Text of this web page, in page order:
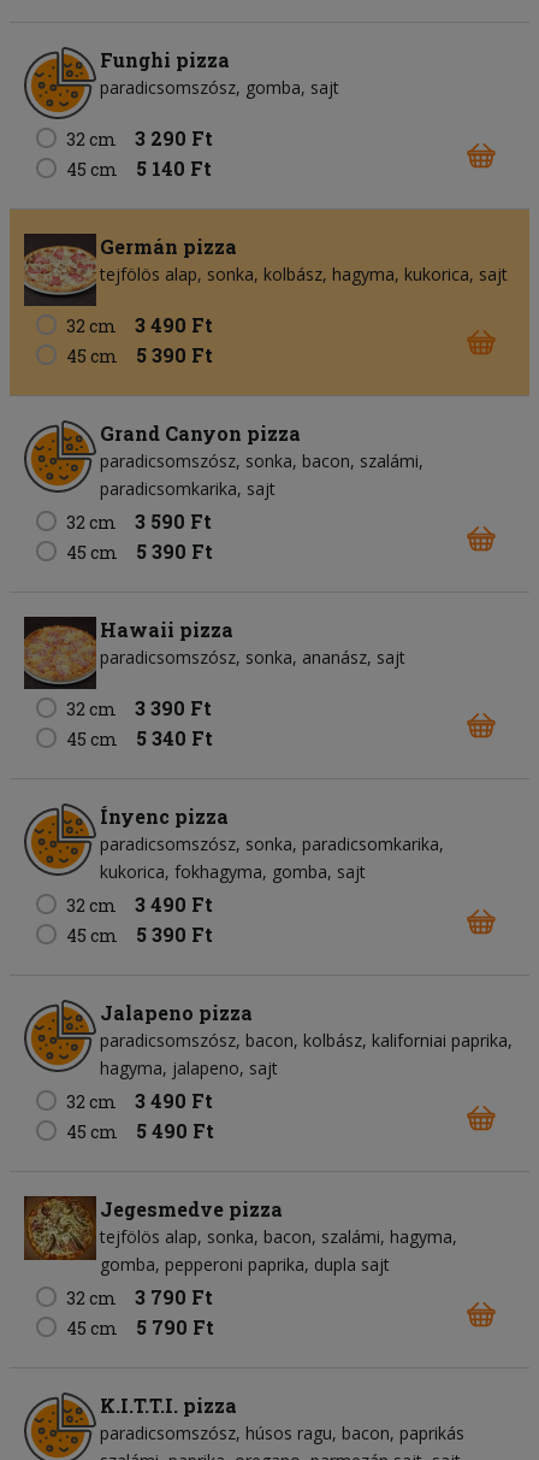
Funghi pizza
paradicsomszósz gomba sajt
32 cm 3 290 Ft
45 cm 5 140 Ft
Germán pizza
tejfölös alap sonka kolbász hagyma kukorica sajt
32 cm 3 490 Ft
45 cm 5 390 Ft
Grand Canyon pizza
paradicsomszósz sonka bacon szalámi
paradicsomkarika sajt
32 cm
3 590 Ft
45 cm 5 390 Ft
Hawaii pizza
paradicsomszósz sonka ananász sajt
32 cm 3 390 Ft
45 cm 5 340 Ft
Ínyenc pizza
paradicsomszósz sonka paradicsomkarika
kukorica fokhagyma gomba sajt
32 cm
3 490 Ft
45 cm 5 390 Ft
Jalapeno pizza
paradicsomszósz bacon kolbász kaliforniai paprika
hagyma jalapeno sajt
32 cm
3 490 Ft
45 cm 5 490 Ft
Jegesmedve pizza
tejfölös alap sonka bacon szalámi hagyma
gomba pepperoni paprika dupla sajt
32 cm
3 790 Ft
45 cm 5 790 Ft
K.I.T.T.I. pizza
paradicsomszósz húsos ragu bacon paprikás